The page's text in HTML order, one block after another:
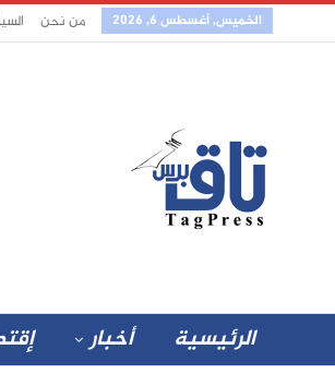
الخميس, أغسطس 6, 2026 من نحن
الرئيسية أخبار